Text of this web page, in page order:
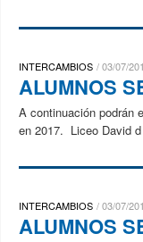
INTERCAMBIOS 03/07/
ALUMNOS
A continuación podrán
en 2017. Liceo David
INTERCAMBIOS 03/07/
ALUMNOS